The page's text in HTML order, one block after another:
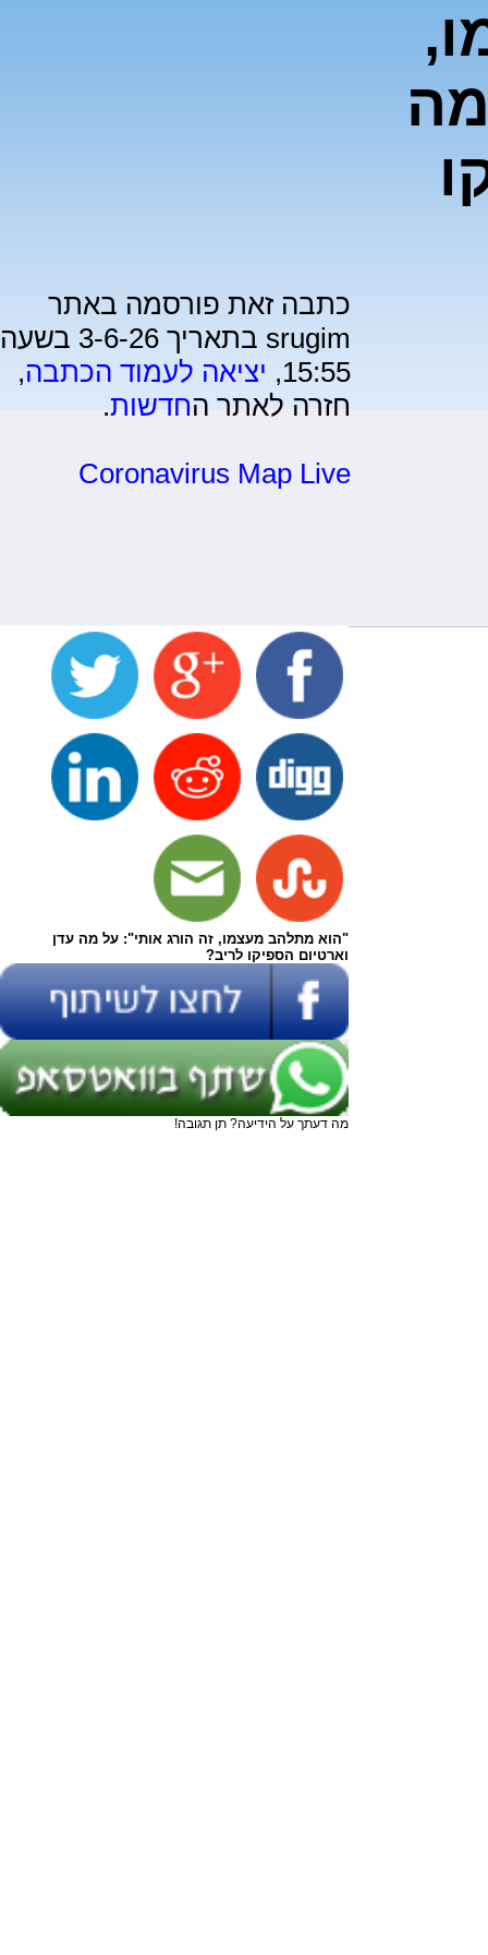
כתבה זאת פורסמה באתר
srugim בתאריך 3-6-26 בשעה
15:55, יציאה לעמוד הכתבה,
חזרה לאתר החדשות.
Coronavirus Map Live
"הוא מתלהב מעצמו, זה הורג אותי": על מה עדן
וארטיום הספיקו לריב?
מה דעתך על הידיעה? תן תגובה!